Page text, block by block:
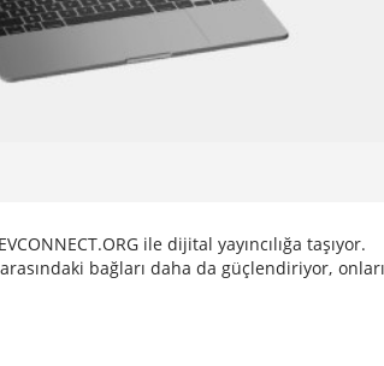
ile dijital yayıncılığa taşıyor.
bağları daha da güçlendiriyor,